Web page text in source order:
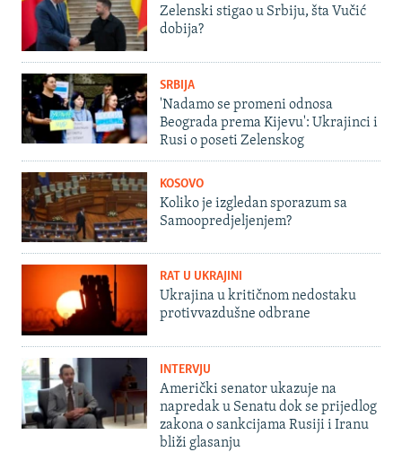
Zelenski stigao u Srbiju, šta Vučić
dobija?
SRBIJA
'Nadamo se promeni odnosa
Beograda prema Kijevu': Ukrajinci i
Rusi o poseti Zelenskog
KOSOVO
Koliko je izgledan sporazum sa
Samoopredjeljenjem?
RAT U UKRAJINI
Ukrajina u kritičnom nedostaku
protivvazdušne odbrane
INTERVJU
Američki senator ukazuje na
napredak u Senatu dok se prijedlog
zakona o sankcijama Rusiji i Iranu
bliži glasanju